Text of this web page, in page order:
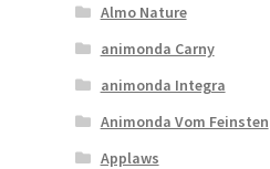
Almo Nature
animonda Carny
animonda Integra
Animonda Vom Feinsten
Applaws